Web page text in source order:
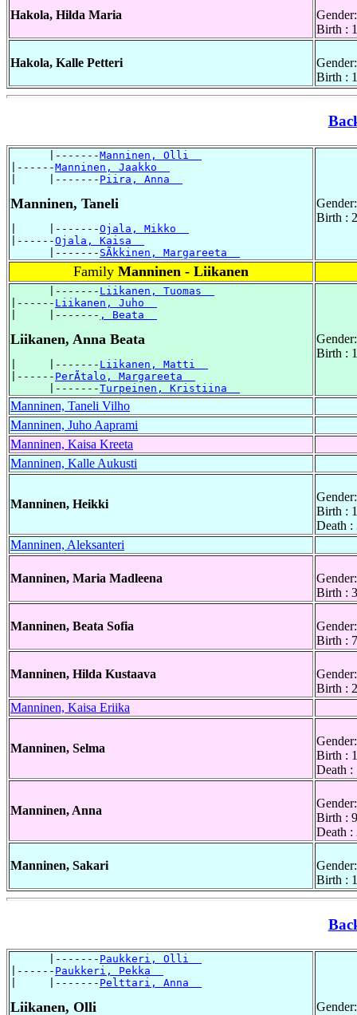
Hakola, Hilda Maria
Birth :
Hakola, Kalle Petteri
Birth :
      |-------
Manninen, Olli
|------Manninen, Jaakko
|     |------- Piira, Anna
Manninen, Taneli
|     |-------Ojala, Mikko
|------Ojala, Kaisa
      |-------
SÃkkinen, Margareeta
Birth :
Family Manninen - Liikanen
      |-------
Liikanen, Tuomas
|------ Liikanen, Juho
|     |------- , Beata
Liikanen, Anna Beata
|     |------- Liikanen, Matti
|------ PerÃtalo, Margareeta
      |-------
Turpeinen, Kristiina
Birth :
Manninen, Taneli Vilho
Manninen, Juho Aaprami
Manninen, Kaisa Kreeta
Manninen, Kalle Aukusti
Manninen, Heikki
Birth :
Death :
Manninen, Aleksanteri
Manninen, Maria Madleena
Birth :
Manninen, Beata Sofia
Birth :
Manninen, Hilda Kustaava
Birth :
Manninen, Kaisa Eriika
Manninen, Selma
Birth :
Death :
Manninen, Anna
Birth :
Death :
Manninen, Sakari
Birth :
      |-------
Paukkeri, Olli
|------ Paukkeri, Pekka
|     |------- Pelttari, Anna
Liikanen, Olli